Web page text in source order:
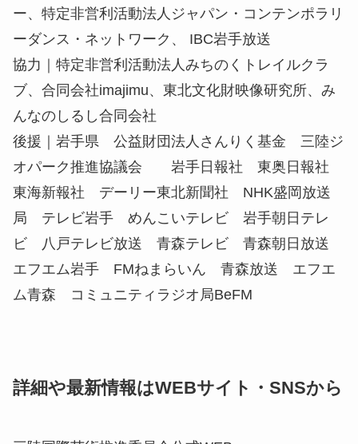
ー、特定非営利活動法人ジャパン・コンテンポラリ
ーダンス・ネットワーク、 IBC岩手放送
協力｜特定非営利活動法人みちのくトレイルクラ
ブ、合同会社imajimu、東北文化財映像研究所、み
んなのしるし合同会社
後援｜岩手県 公益財団法人さんりく基金 三陸ジ
オパーク推進協議会 岩手日報社 東奥日報社
東海新報社 デーリー東北新聞社 NHK盛岡放送
局 テレビ岩手 めんこいテレビ 岩手朝日テレ
ビ 八戸テレビ放送 青森テレビ 青森朝日放送
エフエム岩手 FMねまらいん 青森放送 エフエ
ム青森 コミュニティラジオ局BeFM
詳細や最新情報はWEBサイト・SNSから